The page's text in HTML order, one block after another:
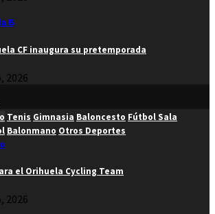
B
CF inaugura su pretemporada
2026
Tenis Gimnasia Baloncesto Fútbol Sala
Balonmano Otros Deportes
el Orihuela Cycling Team
2026